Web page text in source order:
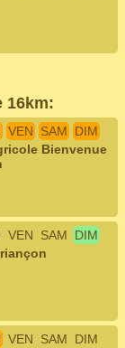
16km:
VEN SAM
DIM
Bienvenue
VEN SAM
DIM
VEN SAM DIM